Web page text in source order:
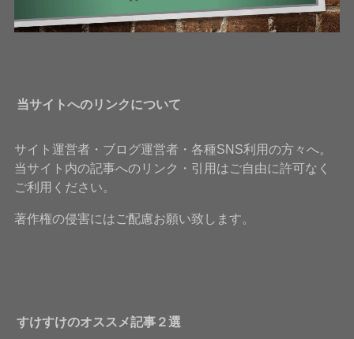
当サイトへのリンクについて
サイト運営者・ブログ運営者・各種SNS利用の方々へ。
当サイト内の記事へのリンク・引用はご自由に許可なく
ご利用ください。
著作権の侵害にはご配慮お願い致します。
すけすけのオススメ記事２選